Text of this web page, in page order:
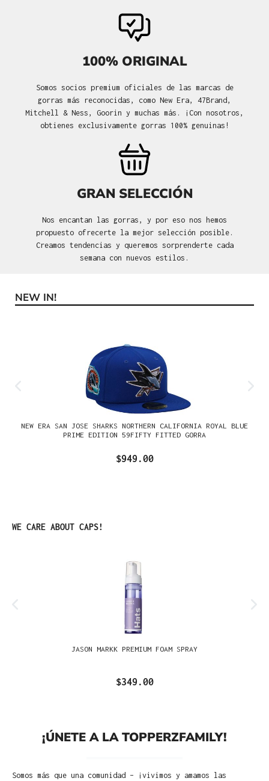
100% ORIGINAL
Somos socios premium oficiales de las marcas de
gorras más reconocidas, como New Era, 47Brand,
Mitchell & Ness, Goorin y muchas más. ¡Con nosotros,
obtienes exclusivamente gorras 100% genuinas!
GRAN SELECCIÓN
Nos encantan las gorras, y por eso nos hemos
propuesto ofrecerte la mejor selección posible.
Creamos tendencias y queremos sorprenderte cada
semana con nuevos estilos.
Omitir la galería de productos
NEW IN!
NEW ERA SAN JOSE SHARKS NORTHERN CALIFORNIA ROYAL BLUE
PRIME EDITION 59FIFTY FITTED GORRA
$949.00
Omitir la galería de productos
WE CARE ABOUT CAPS!
JASON MARKK PREMIUM FOAM SPRAY
$349.00
¡ÚNETE A LA TOPPERZFAMILY!
Somos más que una comunidad – ¡vivimos y amamos las